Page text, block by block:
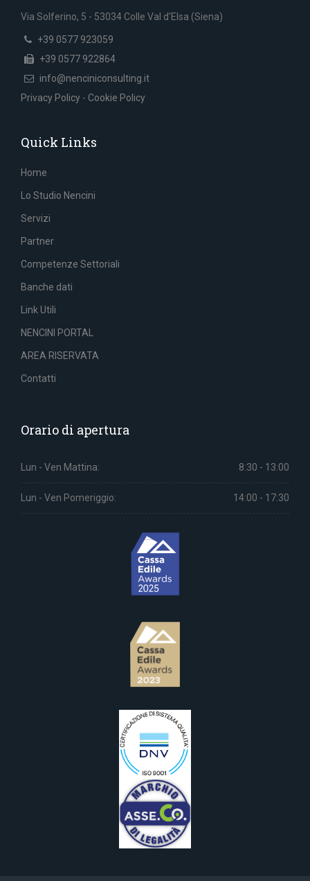
Via Solferino, 5 - 53034 Colle Val d'Elsa (Siena)
+39 0577 923059
+39 0577 922864
info@nenciniconsulting.it
Privacy Policy - Cookie Policy
Quick Links
Home
Lo Studio Nencini
Servizi
Partner
Competenze Settoriali
Banche dati
Link Utili
NENCINI PORTAL
AREA RISERVATA
Contatti
Orario di apertura
Lun - Ven Mattina: 8:30 - 13:00
Lun - Ven Pomeriggio: 14:00 - 17:30